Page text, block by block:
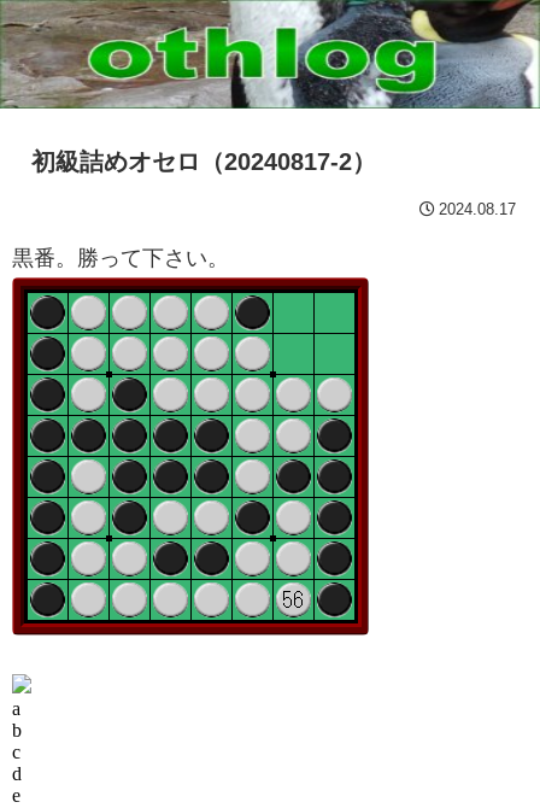
初級詰めオセロ（20240817-2）
2024.08.17
黒番。勝って下さい。